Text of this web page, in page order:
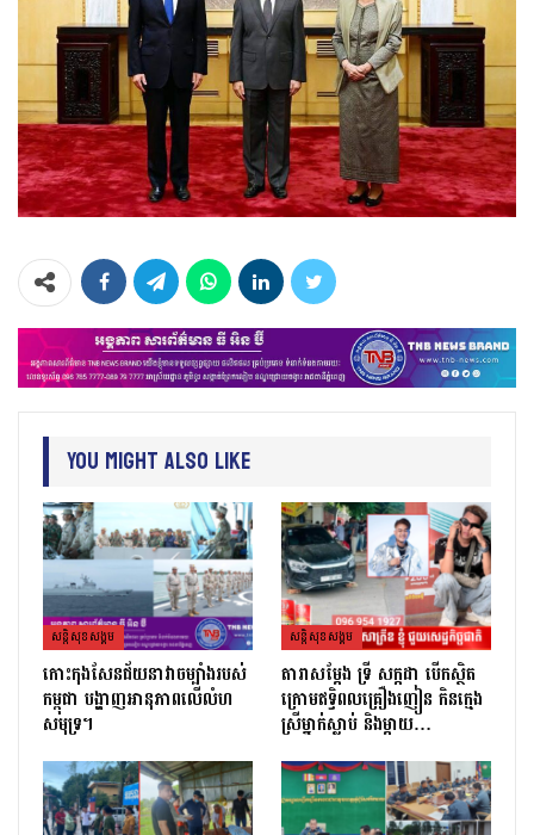
You Might Also Like
សន្តិសុខសង្គម
កោះកុងសែនជ័យនាវាចម្បាំងរបស់
កម្ពុជា បង្ហាញអានុភាពលើលំហ
សមុទ្រ។
សន្តិសុខសង្គម
តារាសម្ដែង ទ្រី សក្កដា បើកស្ថិត
ក្រោមឥទ្ធិពលគ្រឿងញៀន កិនក្មេង
ស្រីម្នាក់ស្លាប់ និងម្ដាយ…